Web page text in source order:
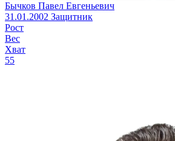
Бычков Павел Евгеньевич
31.01.2002 Защитник
Рост
Вес
Хват
55